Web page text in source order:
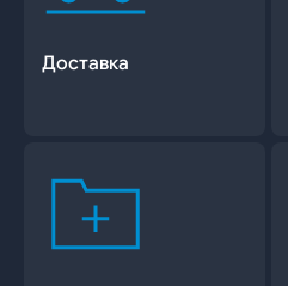
Доставка